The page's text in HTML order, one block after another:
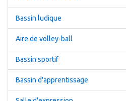
Bassin ludique
Aire de volley-ball
Bassin sportif
Bassin d'apprentissage